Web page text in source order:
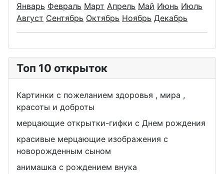
Январь Февраль Март Апрель Май Июнь Июль
Август Сентябрь Октябрь Ноябрь Декабрь
Топ 10 открыток
Картинки с пожеланием здоровья , мира ,
красоты и доброты
мерцающие открытки-гифки с Днем рождения
красивые мерцающие изображения с
новорожденным сыном
анимашка с рождением внука